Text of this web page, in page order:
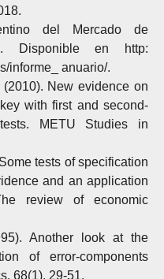
del Mercado de
Disponible en http:
informe_ anuario/.
New evidence on
with first and second-
METU Studies in
tests of specification
and an application
review of economic
Another look at the
of error-components
68(1), 29-51.